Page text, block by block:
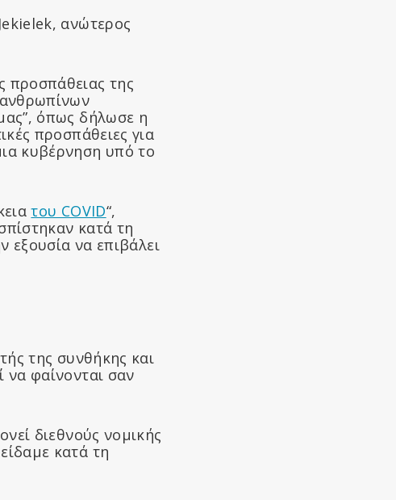
ανώτερος
προσπάθειας της
όπως δήλωσε η
προσπάθειες για
κυβέρνηση υπό το
του COVID“,
κατά τη
εξουσία να επιβάλει
της συνθήκης και
να φαίνονται σαν
διεθνούς νομικής
κατά τη